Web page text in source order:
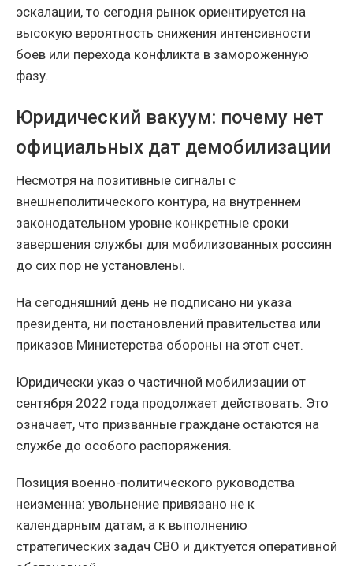
эскалации, то сегодня рынок ориентируется на
высокую вероятность снижения интенсивности
боев или перехода конфликта в замороженную
фазу.
Юридический вакуум: почему нет
официальных дат демобилизации
Несмотря на позитивные сигналы с
внешнеполитического контура, на внутреннем
законодательном уровне конкретные сроки
завершения службы для мобилизованных россиян
до сих пор не установлены.
На сегодняшний день не подписано ни указа
президента, ни постановлений правительства или
приказов Министерства обороны на этот счет.
Юридически указ о частичной мобилизации от
сентября 2022 года продолжает действовать. Это
означает, что призванные граждане остаются на
службе до особого распоряжения.
Позиция военно-политического руководства
неизменна: увольнение привязано не к
календарным датам, а к выполнению
стратегических задач СВО и диктуется оперативной